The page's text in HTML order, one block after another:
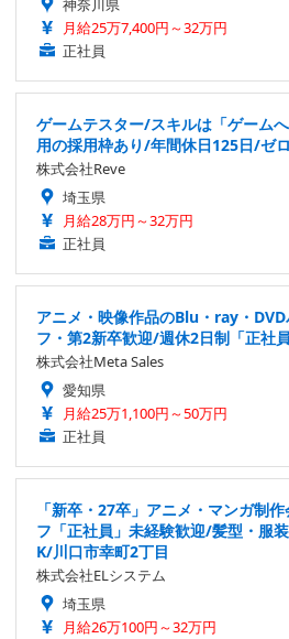
神奈川県
月給25万7,400円～32万円
正社員
ゲームテスター/スキルは「ゲーム
用の採用枠あり/年間休日125日/ゼ
株式会社Reve
埼玉県
月給28万円～32万円
正社員
アニメ・映像作品のBlu・ray・
フ・第2新卒歓迎/週休2日制「正社
株式会社Meta Sales
愛知県
月給25万1,100円～50万円
正社員
「新卒・27卒」アニメ・マンガ制
フ「正社員」未経験歓迎/髪型・服
K/川口市幸町2丁目
株式会社ELシステム
埼玉県
月給26万100円～32万円